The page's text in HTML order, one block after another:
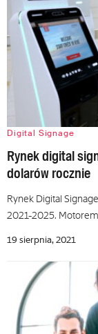
Digital Signage
Rynek digital
dolarów rocznie
Rynek Digital
2021-2025.
19 sierpnia, 2021